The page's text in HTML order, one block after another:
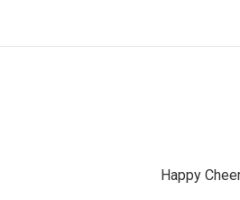
Happy